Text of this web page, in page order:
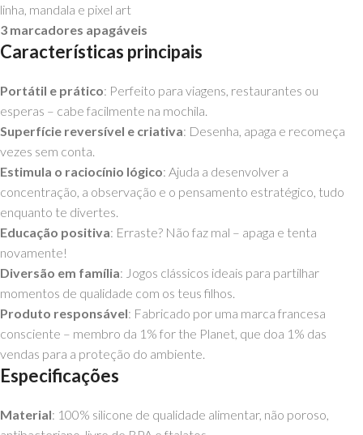
linha, mandala e pixel art
3 marcadores apagáveis
Características principais
Portátil e prático: Perfeito para viagens, restaurantes ou
esperas – cabe facilmente na mochila.
Superfície reversível e criativa: Desenha, apaga e recomeça
vezes sem conta.
Estimula o raciocínio lógico: Ajuda a desenvolver a
concentração, a observação e o pensamento estratégico, tudo
enquanto te divertes.
Educação positiva: Erraste? Não faz mal – apaga e tenta
novamente!
Diversão em família: Jogos clássicos ideais para partilhar
momentos de qualidade com os teus filhos.
Produto responsável: Fabricado por uma marca francesa
consciente – membro da 1% for the Planet, que doa 1% das
vendas para a proteção do ambiente.
Especificações
Material: 100% silicone de qualidade alimentar, não poroso,